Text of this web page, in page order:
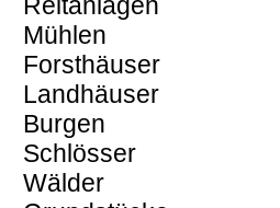
Mühlen
Forsthäuser
Landhäuser
Burgen
Schlösser
Wälder